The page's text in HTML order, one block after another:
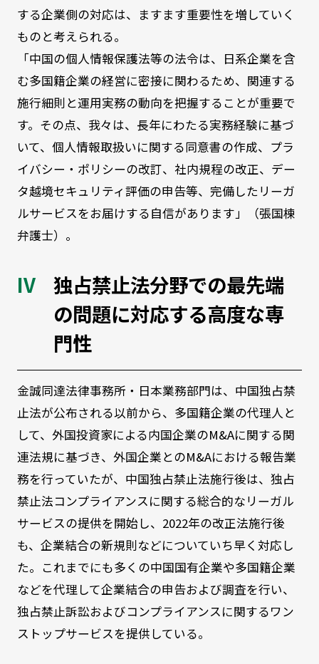
する企業側の対応は、ますます重要性を増していく
ものと考えられる。
「中国の個人情報保護法等の法令は、日系企業を含
む多国籍企業の経営に密接に関わるため、関連する
施行細則と運用実務の動向を把握することが重要で
す。その点、我々は、長年にわたる実務経験に基づ
いて、個人情報取扱いに関する同意書の作成、プラ
イバシー・ポリシーの改訂、社内規程の改正、デー
タ越境セキュリティ評価の申告等、完備したリーガ
ルサービスをお届けする自信があります」（張国棟
弁護士）。
独占禁止法分野での最先端
の問題に対応する高度な専
門性
金誠同達法律事務所・日本業務部門は、中国独占禁
止法が公布される以前から、多国籍企業の代理人と
して、外国投資家による内国企業のM&Aに関する関
連法規に基づき、外国企業とのM&Aにおける報告業
務を行っていたが、中国独占禁止法施行後は、独占
禁止法コンプライアンスに関する総合的なリーガル
サービスの提供を開始し、2022年の改正法施行後
も、企業結合の新規則などについていち早く対応し
た。これまでにも多くの中国国有企業や多国籍企業
などを代理して企業結合の申告および調査を行い、
独占禁止訴訟およびコンプライアンスに関するワン
ストップサービスを提供している。